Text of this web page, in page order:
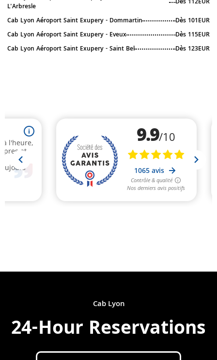
L'Arbresle
Dès 112EUR
Cab Lyon Aéroport Saint Exupery - Dommartin
Dès 101EUR
Cab Lyon Aéroport Saint Exupery - Eveux
Dès 115EUR
Cab Lyon Aéroport Saint Exupery - Saint Bel
Dès 123EUR
Cab Lyon
24-Hour Reservations